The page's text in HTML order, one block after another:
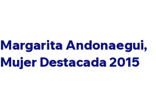
Margarita Andonaegui,
Mujer Destacada 2015